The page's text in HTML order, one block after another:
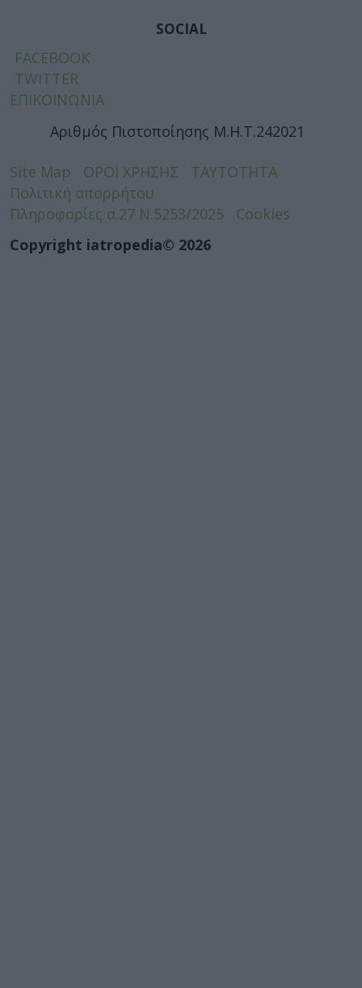
SOCIAL
FACEBOOK
TWITTER
ΕΠΙΚΟΙΝΩΝΙΑ
Αριθμός Πιστοποίησης Μ.Η.Τ.242021
Site Map ΟΡΟΙ ΧΡΗΣΗΣ
ΤΑΥΤΟΤΗΤΑ
Πολιτική απορρήτου
Πληροφορίες α.27 Ν.5253/2025
Cookies
Copyright iatropedia© 2026